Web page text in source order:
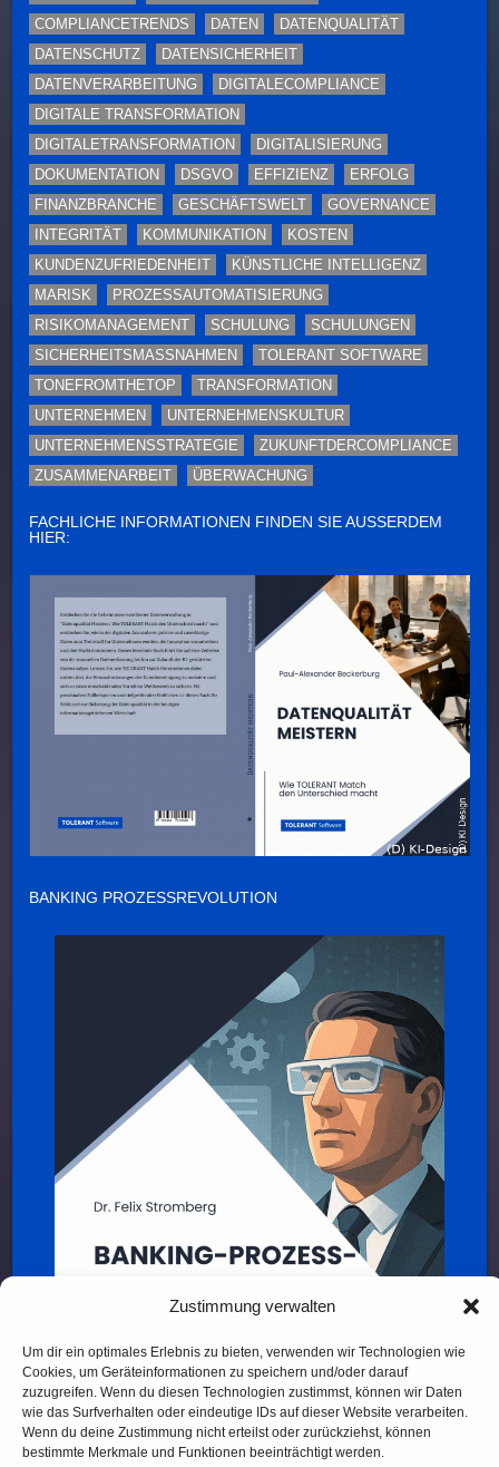
Zustimmung verwalten
Um dir ein optimales Erlebnis zu bieten, verwenden wir Technologien wie
Cookies, um Geräteinformationen zu speichern und/oder darauf
zuzugreifen. Wenn du diesen Technologien zustimmst, können wir Daten
wie das Surfverhalten oder eindeutige IDs auf dieser Website verarbeiten.
Wenn du deine Zustimmung nicht erteilst oder zurückziehst, können
bestimmte Merkmale und Funktionen beeinträchtigt werden.
COMPLIANCETRENDS
DATEN
DATENQUALITÄT
DATENSCHUTZ
DATENSICHERHEIT
DATENVERARBEITUNG
DIGITALECOMPLIANCE
DIGITALE TRANSFORMATION
DIGITALETRANSFORMATION
DIGITALISIERUNG
DOKUMENTATION
DSGVO EFFIZIENZ
ERFOLG
FINANZBRANCHE
GESCHÄFTSWELT
GOVERNANCE
INTEGRITÄT
KOMMUNIKATION
KOSTEN
KUNDENZUFRIEDENHEIT
KÜNSTLICHE INTELLIGENZ
MARISK
PROZESSAUTOMATISIERUNG
RISIKOMANAGEMENT
SCHULUNG
SCHULUNGEN
SICHERHEITSMASSNAHMEN
TOLERANT SOFTWARE
TONEFROMTHETOP
TRANSFORMATION
UNTERNEHMEN
UNTERNEHMENSKULTUR
UNTERNEHMENSSTRATEGIE
ZUKUNFTDERCOMPLIANCE
ZUSAMMENARBEIT
ÜBERWACHUNG
FACHLICHE INFORMATIONEN FINDEN SIE AUSSERDEM H
IER:
BANKING PROZESSREVOLUTION